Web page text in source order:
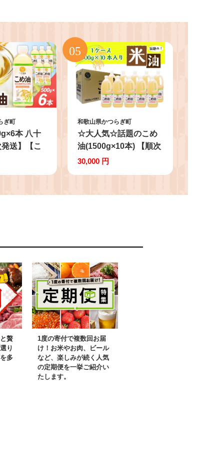
ぎ町
本 八十
送】【こ
用 料理用
康 お米 ギ
和歌山県かつらぎ町
☆大人気☆話題のこめ
油(1500g×10本) 【順次
発送】/【こめ油 米油
ら オイル 築野食品 健
30,000 円
贅
り
多
1度の寄付で複数回お届
け！お米やお肉、ビール
など、楽しみが続く人気
の定期便を一挙ご紹介い
たします。